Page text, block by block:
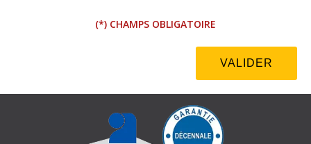
(*) CHAMPS OBLIGATOIRE